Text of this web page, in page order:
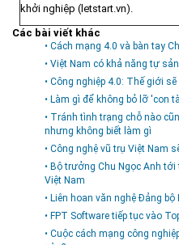
khởi nghiệp (letstart.vn).
Các bài viết khác
• Cách mạng 4.0 và bàn tay
• Việt Nam có khả năng tự
• Công nghiệp 4.0: Thế giới
• Làm gì để không bỏ lỡ 'con
• Tránh tình trạng chỗ nào
nhưng không biết làm gì
• Công nghệ vũ trụ Việt Nam
• Bộ trưởng Chu Ngọc Anh
Việt Nam
• Liên hoan văn nghệ Đảng
• FPT Software tiếp tục vào
• Cuộc cách mạng công